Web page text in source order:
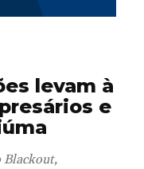
levam à
e
Blackout,